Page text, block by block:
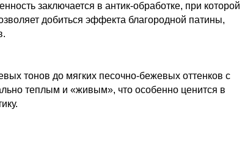
заключается в антик-обработке, при которой
добиться эффекта благородной патины,
тонов до мягких песочно-бежевых оттенков с
теплым и «живым», что особенно ценится в